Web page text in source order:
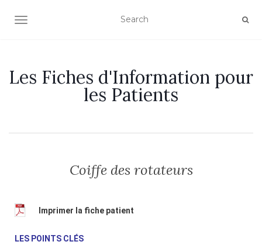
OUVRIR/FERMER LA NAVIGATION
Les Fiches d'Information pour
les Patients
Coiffe des rotateurs
Imprimer la fiche patient
LES POINTS CLÉS